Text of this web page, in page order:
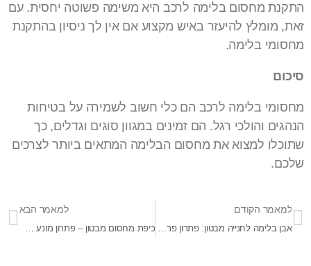
התקנת מחסום בלימה לרכב היא משימה פשוטה יחסית. עם
זאת, מומלץ להיעזר באיש מקצוע אם אין לך ניסיון בהתקנת
מחסומי בלימה.
סיכום
מחסומי בלימה לרכב הם כלי חשוב לשמירה על בטיחות
הנהגים והולכי רגל. הם זמינים במגוון סוגים וגדלים, כך
שתוכלו למצוא את מחסום הבלימה המתאים ביותר לצרכים
שלכם.
למאמר הקודם
אבן בלימה לחנייה מבטון: פתרון פרקטי ואסתטי
למאמר הבא
כיפת מחסום מבטון – פתרון מונע מעבר עם עוצמה ושקט נפשי